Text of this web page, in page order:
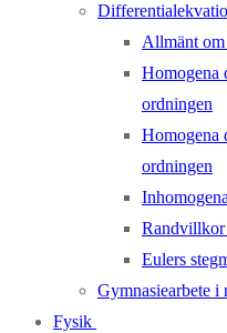
Allmänt
Homogena
ordningen
Homogena
ordningen
Eulers
Gymnasiearbete i
Fysik